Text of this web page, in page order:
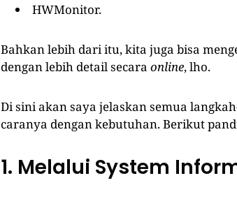
HWMonitor.
Bahkan lebih dari itu, kita juga bisa
dengan lebih detail secara online, lho.
Di sini akan saya jelaskan semua
caranya dengan kebutuhan. Berikut
1. Melalui System